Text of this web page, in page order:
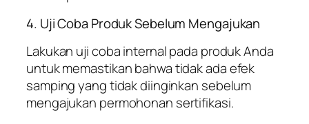
4. Uji Coba Produk Sebelum Mengajukan
Lakukan uji coba internal pada produk Anda
untuk memastikan bahwa tidak ada efek
samping yang tidak diinginkan sebelum
mengajukan permohonan sertifikasi.